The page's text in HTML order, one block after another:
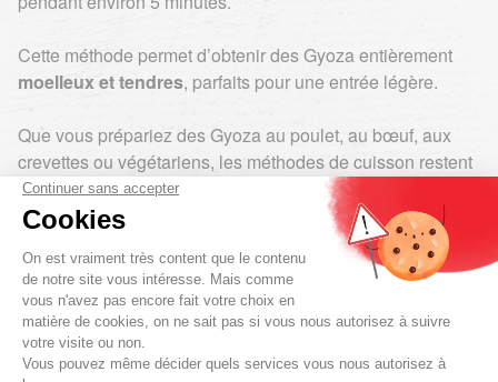
Cette méthode permet d’obtenir des Gyoza entièrement
moelleux et tendres, parfaits pour une entrée légère.
Que vous prépariez des Gyoza au poulet, au bœuf, aux
crevettes ou végétariens, les méthodes de cuisson restent
les mêmes. Le temps de cuisson est de 5 minutes pour
tous les Gyoza.
Réchauffage et conservation des Gyoza
Les Gyoza doivent être cuits directement après avoir été
sorti du congélateur. Ils ne doivent en aucun cas être
recongelés après décongélation.